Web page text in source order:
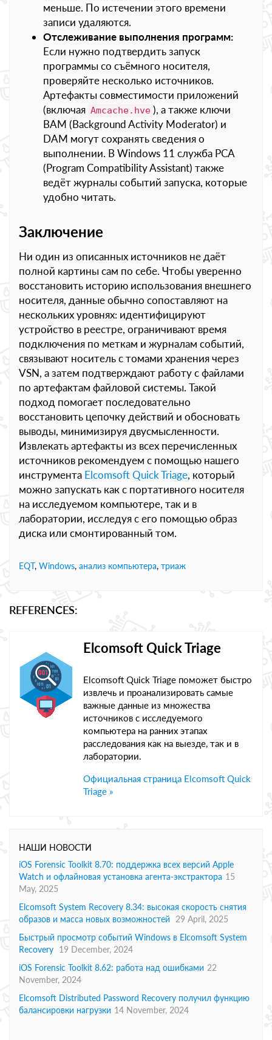
меньше. По истечении этого времени
записи удаляются.
Отслеживание выполнения программ:
Если нужно подтвердить запуск
программы со съёмного носителя,
проверяйте несколько источников.
Артефакты совместимости приложений
(включая Amcache.hve ), а также ключи
BAM (Background Activity Moderator) и
DAM могут сохранять сведения о
выполнении. В Windows 11 служба PCA
(Program Compatibility Assistant) также
ведёт журналы событий запуска, которые
удобно читать.
Заключение
Ни один из описанных источников не даёт
полной картины сам по себе. Чтобы уверенно
восстановить историю использования внешнего
носителя, данные обычно сопоставляют на
нескольких уровнях: идентифицируют
устройство в реестре, ограничивают время
подключения по меткам и журналам событий,
связывают носитель с томами хранения через
VSN, а затем подтверждают работу с файлами
по артефактам файловой системы. Такой
подход помогает последовательно
восстановить цепочку действий и обосновать
выводы, минимизируя двусмысленности.
Извлекать артефакты из всех перечисленных
источников рекомендуем с помощью нашего
инструмента Elcomsoft Quick Triage, который
можно запускать как с портативного носителя
на исследуемом компьютере, так и в
лаборатории, исследуя с его помощью образ
диска или смонтированный том.
EQT, Windows, анализ компьютера, триаж
REFERENCES:
Elcomsoft Quick Triage
Elcomsoft Quick Triage поможет быстро
извлечь и проанализировать самые
важные данные из множества
источников с исследуемого
компьютера на ранних этапах
расследования как на выезде, так и в
лаборатории.
Официальная страница Elcomsoft Quick
Triage »
НАШИ НОВОСТИ
iOS Forensic Toolkit 8.70: поддержка всех версий Apple
Watch и офлайновая установка агента-экстрактора 15
May, 2025
Elcomsoft System Recovery 8.34: высокая скорость снятия
образов и масса новых возможностей
29 April, 2025
Быстрый просмотр событий Windows в Elcomsoft System
Recovery 19 December, 2024
iOS Forensic Toolkit 8.62: работа над ошибками 22
November, 2024
Elcomsoft Distributed Password Recovery получил функцию
балансировки нагрузки 14 November, 2024